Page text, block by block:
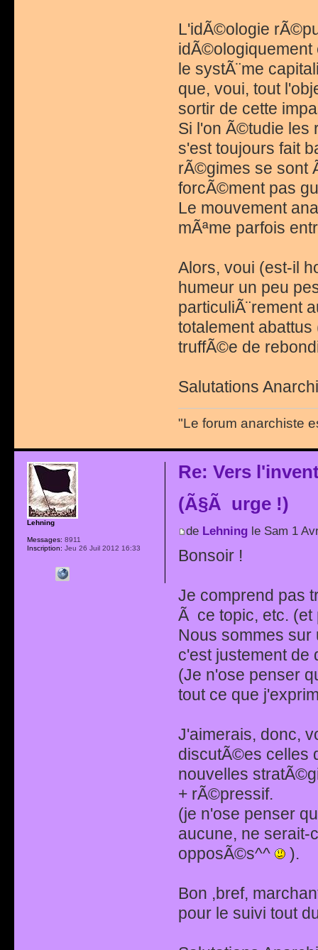
L'idÃ©ologie
le systÃ¨me
que, voui, tout
sortir de cette
Si l'on Ã©tudie les
s'est toujours fait
rÃ©gimes se sont
forcÃ©ment pas
Le mouvement
mÃªme parfois
Alors, voui (est-il
humeur un peu
particuliÃ¨rement
totalement
truffÃ©e de
Salutations
"Le forum anarchiste
Re: Vers
(Ã§Ã urge !)
de Lehningle Sam 1
Bonsoir !
Je comprend pas
Ã ce topic, etc. (et
Nous sommes sur
c'est justement de
(Je n'ose penser
tout ce que
J'aimerais, donc,
discutÃ©es celles
nouvelles
+ rÃ©pressif.
(je n'ose penser
aucune, ne serait-
opposÃ©s^^
).
Bon ,bref,
pour le suivi tout
Lehning
Messages: 8911
Inscription: Jeu 26 Juil 2012 16:33